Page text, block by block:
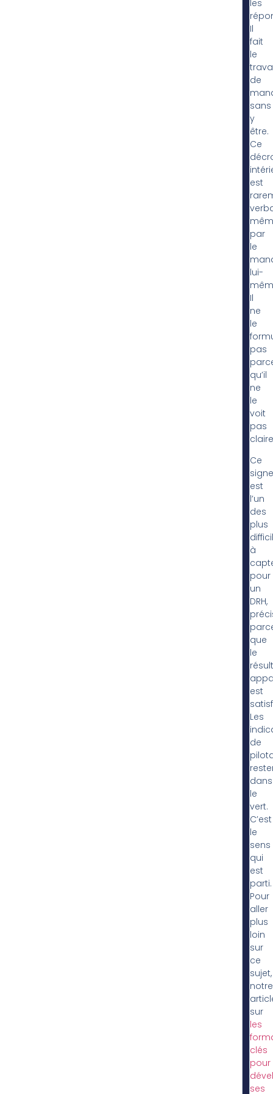
les
Il
fait
le
de
sans
y
être.
Ce
est
par
le
lui-
Il
ne
le
pas
qu’il
ne
le
voit
pas
Ce
signe
est
l’un
des
plus
à
pour
un
DRH,
que
le
est
Les
de
dans
le
vert.
C’est
le
sens
qui
est
parti.
Pour
aller
plus
loin
sur
ce
sujet,
notre
sur
les
clés
pour
ses